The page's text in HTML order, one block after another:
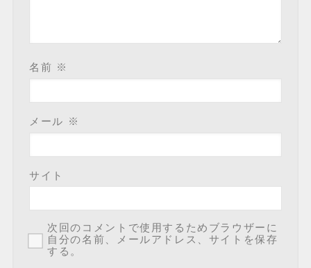
名前 ※
メール ※
サイト
次回のコメントで使用するためブラウザーに
自分の名前、メールアドレス、サイトを保存
する。